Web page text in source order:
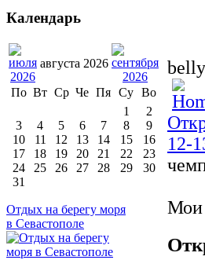
12-
Мои
Календарь
августа 2026
По Вт Ср Че Пя Су Во
1
2
3
4 5 6 7 8
9
10
11 12 13 14 15
16
17
18 19 20 21 22
23
24
25 26 27 28 29
30
31
Отдых на берегу моря
в Севастополе